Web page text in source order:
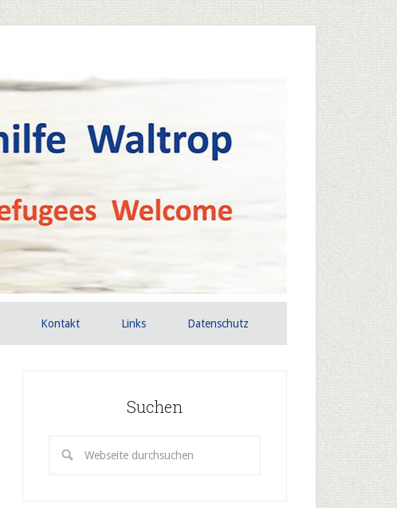
Kontakt Links Datenschutz
Suchen